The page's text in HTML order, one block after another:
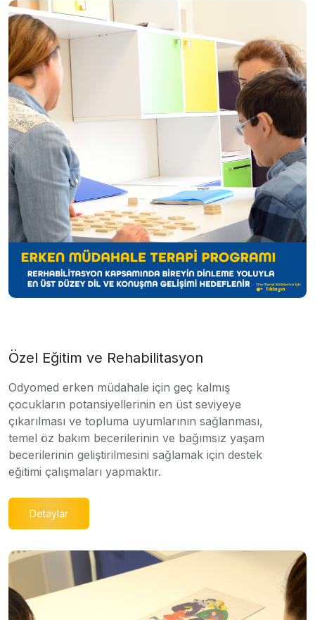
Özel Eğitim ve Rehabilitasyon
Odyomed erken müdahale için geç kalmış
çocukların potansiyellerinin en üst seviyeye
çıkarılması ve topluma uyumlarının sağlanması,
temel öz bakım becerilerinin ve bağımsız yaşam
becerilerinin geliştirilmesini sağlamak için destek
eğitimi çalışmaları yapmaktır.
Detaylar